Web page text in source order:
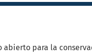
para la